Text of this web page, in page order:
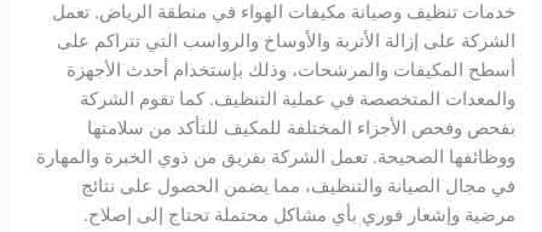
خدمات تنظيف وصيانة مكيفات الهواء في منطقة الرياض. تعمل
الشركة على إزالة الأتربة والأوساخ والرواسب التي تتراكم على
أسطح المكيفات والمرشحات، وذلك بإستخدام أحدث الأجهزة
والمعدات المتخصصة في عملية التنظيف. كما تقوم الشركة
بفحص وفحص الأجزاء المختلفة للمكيف للتأكد من سلامتها
ووظائفها الصحيحة. تعمل الشركة بفريق من ذوي الخبرة والمهارة
في مجال الصيانة والتنظيف، مما يضمن الحصول على نتائج
مرضية وإشعار فوري بأي مشاكل محتملة تحتاج إلى إصلاح.